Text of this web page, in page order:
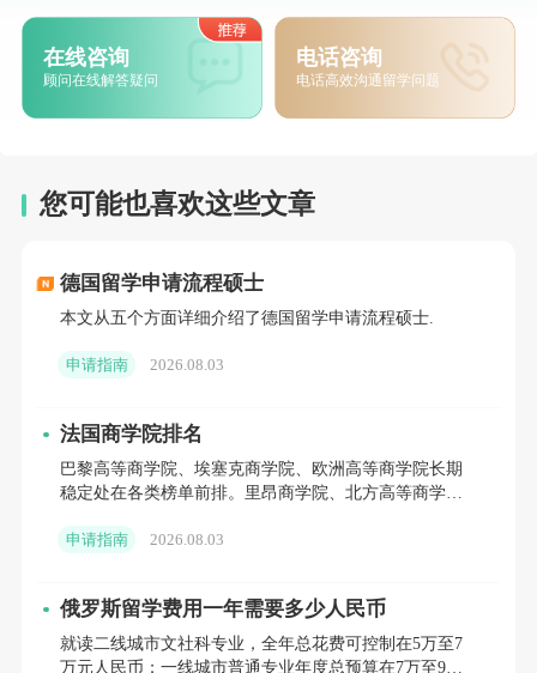
1留学规划服务。在专业的规划老师一对一指导
下，帮你全面了解
西班牙留学申请过程，制定
合理的计划，让留学之路事半功倍。
立即咨询>>
您的位置：首页>西班牙>中学留学留学资讯
在线咨询
顾问在线解答疑问
电话咨询
电话高效沟通留学问题
您可能也喜欢这些文章
德国留学申请流程硕士
本文从五个方面详细介绍了德国留学申请流程硕士.
申请指南 2026.08.03
法国商学院排名
巴黎高等商学院、埃塞克商学院、欧洲高等商学院长期
稳定处在各类榜单前排。里昂商学院、北方高等商学院
受众。南特商学院
申请指南 2026.08.03
俄罗斯留学费用一年需要多少人民币
就读二线城市文社科专业，全年总花费可控制在5万至7
万元人民币；一线城市普通专业年度总预算在7万至9万